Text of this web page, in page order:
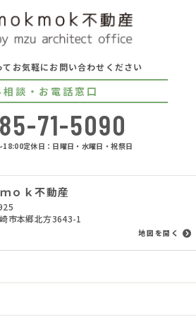
お気軽にお問い合わせください
相談・お電話窓口
71-5090
18:00定休日：日曜日・水曜日・祝祭日
ｏｋ不動産
市本郷北方3643-1
地図を開く